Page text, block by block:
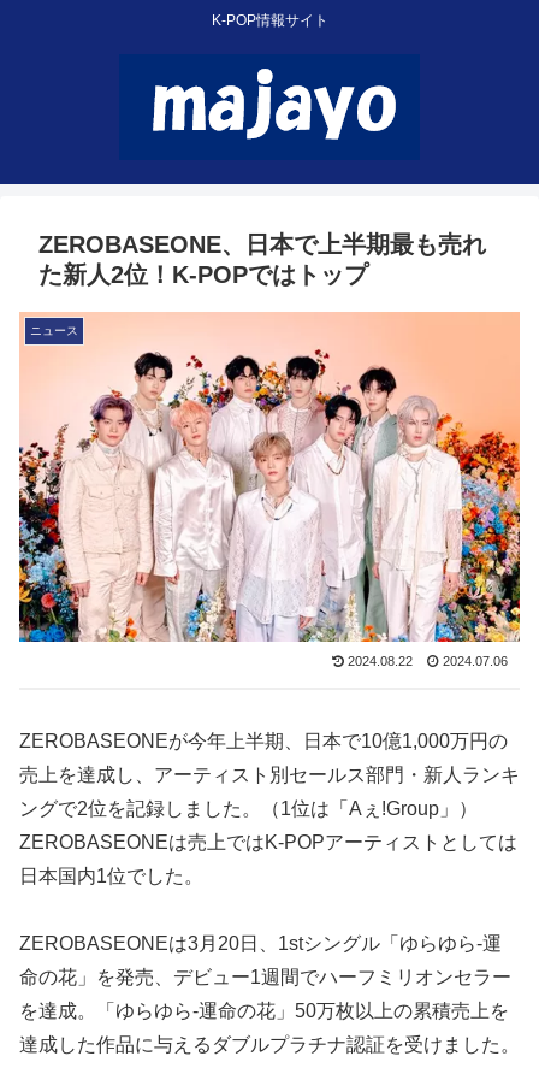
K-POP情報サイト
ZEROBASEONE、日本で上半期最も売れ
た新人2位！K-POPではトップ
ニュース
2024.08.22 2024.07.06
ZEROBASEONEが今年上半期、日本で10億1,000万円の
売上を達成し、アーティスト別セールス部門・新人ランキ
ングで2位を記録しました。（1位は「Aぇ!Group」）
ZEROBASEONEは売上ではK-POPアーティストとしては
日本国内1位でした。
ZEROBASEONEは3月20日、1stシングル「ゆらゆら-運
命の花」を発売、デビュー1週間でハーフミリオンセラー
を達成。「ゆらゆら-運命の花」50万枚以上の累積売上を
達成した作品に与えるダブルプラチナ認証を受けました。